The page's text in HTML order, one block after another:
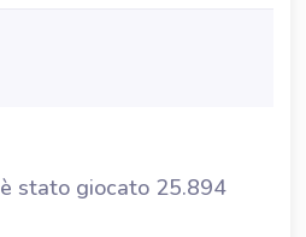
è stato giocato 25.894